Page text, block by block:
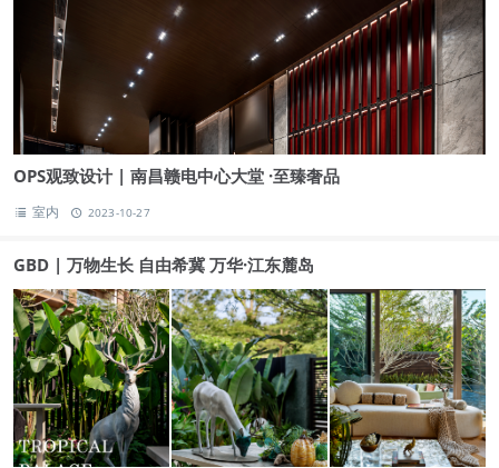
OPS观致设计 | 南昌赣电中心大堂 ·至臻奢品
室内 2023-10-27
GBD | 万物生长 自由希冀 万华·江东麓岛